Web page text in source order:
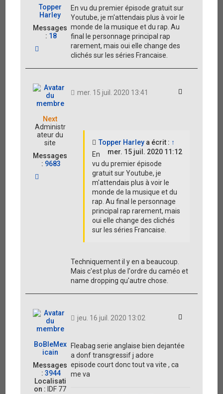
Topper
Harley
Messages
: 18
En vu du premier épisode gratuit sur
Youtube, je m'attendais plus à voir le
monde de la musique et du rap. Au
final le personnage principal rap
rarement, mais oui elle change des
clichés sur les séries Francaise.
Next
Administr
ateur du
site
Messages
: 9683
mer. 15 juil. 2020 13:41
Topper Harleya écrit : ↑
mer. 15 juil. 2020 11:12
En
vu du premier épisode
gratuit sur Youtube, je
m'attendais plus à voir le
monde de la musique et du
rap. Au final le personnage
principal rap rarement, mais
oui elle change des clichés
sur les séries Francaise.
Techniquement il y en a beaucoup.
Mais c'est plus de l'ordre du caméo et
name dropping qu'autre chose.
BoBleMex
icain
Messages
: 3944
Localisati
on : IDF 77
jeu. 16 juil. 2020 13:02
Fleabag serie anglaise bien dejantée
a donf transgressif j adore
episode court donc tout va vite , ca
me va